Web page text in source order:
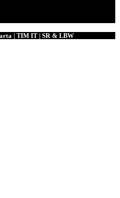
| TIM IT | SR & LBW